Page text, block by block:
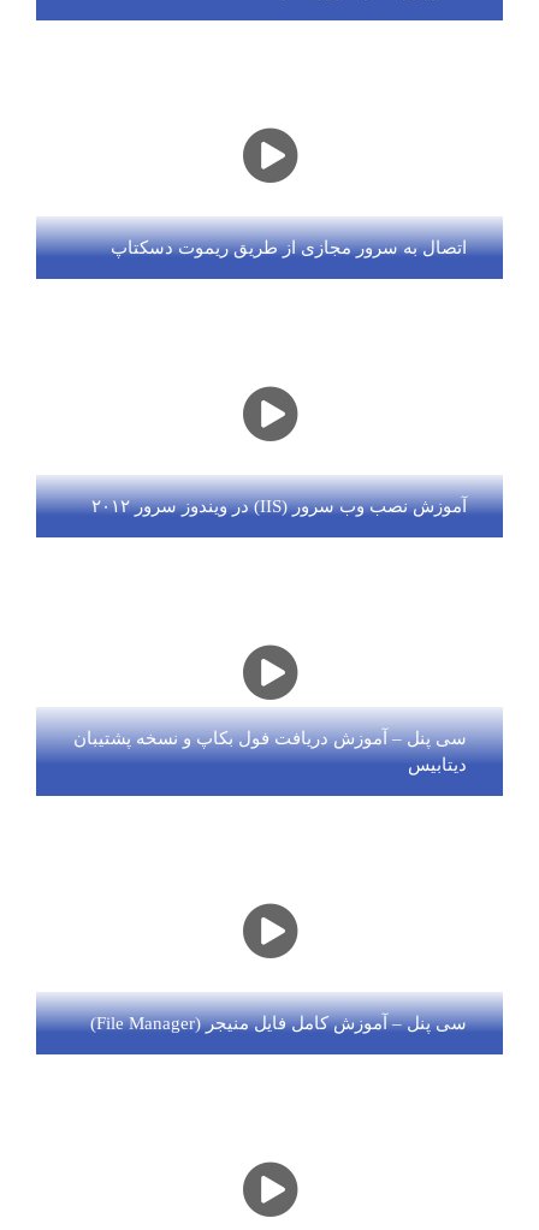
اتصال به سرور مجازی از طریق ریموت دسکتاپ
آموزش نصب وب سرور (IIS) در ویندوز سرور ۲۰۱۲
سی پنل – آموزش دریافت فول بکاپ و نسخه پشتیبان
دیتابیس
سی پنل – آموزش کامل فایل منیجر (File Manager)